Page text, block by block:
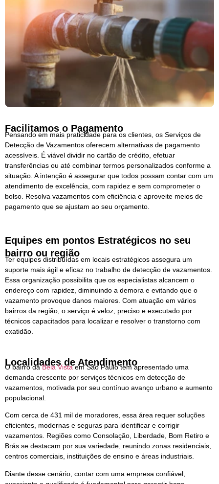
Facilitamos o Pagamento
Pensando em mais praticidade para os clientes, os Serviços de
Detecção de Vazamentos oferecem alternativas de pagamento
acessíveis. É viável dividir no cartão de crédito, efetuar
transferências ou até combinar termos personalizados conforme a
situação. A intenção é assegurar que todos possam contar com um
atendimento de excelência, com rapidez e sem comprometer o
bolso. Resolva vazamentos com eficiência e aproveite meios de
pagamento que se ajustam ao seu orçamento.
Equipes em pontos Estratégicos no seu
bairro ou região
Ter equipes distribuídas em locais estratégicos assegura um
suporte mais ágil e eficaz no trabalho de detecção de vazamentos.
Essa organização possibilita que os especialistas alcancem o
endereço com rapidez, diminuindo a demora e evitando que o
vazamento provoque danos maiores. Com atuação em vários
bairros da região, o serviço é veloz, preciso e executado por
técnicos capacitados para localizar e resolver o transtorno com
exatidão.
Localidades de Atendimento
O bairro daBela Vistaem São Paulo tem apresentado uma
demanda crescente por serviços técnicos em detecção de
vazamentos, motivada por seu contínuo avanço urbano e aumento
populacional.
Com cerca de 431 mil de moradores, essa área requer soluções
eficientes, modernas e seguras para identificar e corrigir
vazamentos. Regiões como Consolação, Liberdade, Bom Retiro e
Brás se destacam por sua variedade, reunindo zonas residenciais,
centros comerciais, instituições de ensino e áreas industriais.
Diante desse cenário, contar com uma empresa confiável,